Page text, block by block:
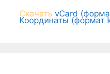
Скачать vCard
Координаты (формат